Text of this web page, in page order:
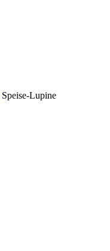
Speise-Lupine